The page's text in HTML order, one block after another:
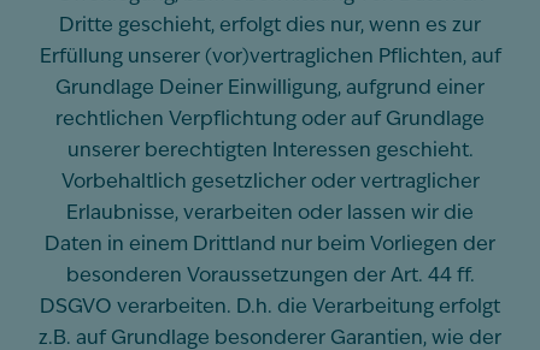
Dritte geschieht, erfolgt dies nur, wenn es zur
Erfüllung unserer (vor)vertraglichen Pflichten, auf
Grundlage Deiner Einwilligung, aufgrund einer
rechtlichen Verpflichtung oder auf Grundlage
unserer berechtigten Interessen geschieht.
Vorbehaltlich gesetzlicher oder vertraglicher
Erlaubnisse, verarbeiten oder lassen wir die
Daten in einem Drittland nur beim Vorliegen der
besonderen Voraussetzungen der Art. 44 ff.
DSGVO verarbeiten. D.h. die Verarbeitung erfolgt
z.B. auf Grundlage besonderer Garantien, wie der